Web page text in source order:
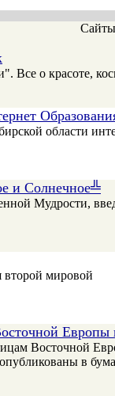
Все о красоте,
области
и Солнечное╩
Мудрости,
второй мировой
Европы
Восточной
в